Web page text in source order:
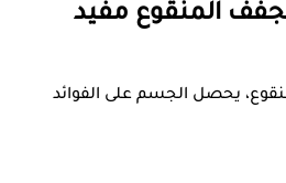
المنقوع مفيد
يحصل الجسم على الفوائد